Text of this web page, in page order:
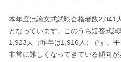
本年度は論文式試験合格者数2,041
となっています。このうち短答式試
1,923人（昨年は1,916人）です。
非常に難しくなってきている傾向が